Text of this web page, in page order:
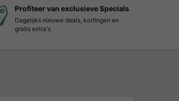
Profiteer van exclusieve Specials
Dagelijks nieuwe deals, kortingen en
gratis extra's